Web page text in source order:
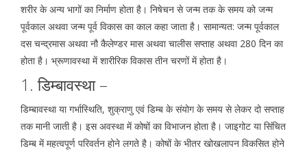
शरीर के अन्य भागों का निर्माण होता है। निषेचन से जन्म तक के समय को जन्म
पूर्वकाल अथवा जन्म पूर्व विकास का काल कहा जाता है। सामान्यत: जन्म पूर्वकाल
दस चन्द्रमास अथवा नौ कैलेण्डर मास अथवा चालीस सप्ताह अथवा 280 दिन का
होता है। भ्रूणावस्था में शारीरिक विकास तीन चरणों में होता है।
1. डिम्बावस्था –
डिम्बावस्था या गर्भास्थिति, शुक्राणु एवं डिम्ब के संयोग के समय से लेकर दो सप्ताह
तक मानी जाती है। इस अवस्था में कोषों का विभाजन होता है। जाइगोट या सिंचित
डिम्ब में महत्वपूर्ण परिवर्तन होने लगते है। कोषों के भीतर खोखलापन विकसित होने